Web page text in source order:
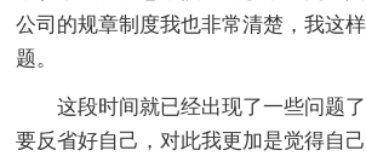
公司的规章制度我也非常清楚，我这
题。
这段时间就已经出现了一些问题了
要反省好自己，对此我更加是觉得自